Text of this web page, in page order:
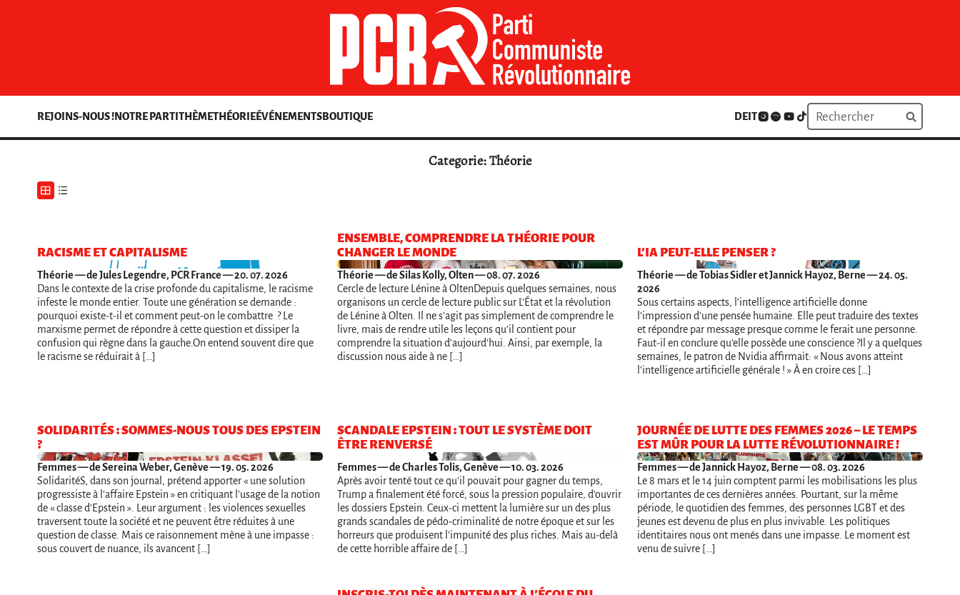
REJOINS-NOUS !NOTRE PARTITHÈMETHÉORIEÉVÉNEMENTSBOUTIQUE DEIT
Categorie: Théorie
RACISME ET CAPITALISME
Théorie— de Jules Legendre, PCR France — 20. 07. 2026
Dans le contexte de la crise profonde du capitalisme, le racisme
infeste le monde entier. Toute une génération se demande :
pourquoi existe-t-il et comment peut-on le combattre ? Le
marxisme permet de répondre à cette question et dissiper la
confusion qui règne dans la gauche.On entend souvent dire que
le racisme se réduirait à […]
ENSEMBLE, COMPRENDRE LA THÉORIE POUR
CHANGER LE MONDE
Théorie— de Silas Kolly, Olten — 08. 07. 2026
Cercle de lecture Lénine à OltenDepuis quelques semaines, nous
organisons un cercle de lecture public sur L’État et la révolution
de Lénine à Olten. Il ne s’agit pas simplement de comprendre le
livre, mais de rendre utile les leçons qu’il contient pour
comprendre la situation d’aujourd’hui. Ainsi, par exemple, la
discussion nous aide à ne […]
L’IA PEUT-ELLE PENSER ?
Théorie— de Tobias Sidler et Jannick Hayoz, Berne — 24. 05.
2026
Sous certains aspects, l’intelligence artificielle donne
l’impression d’une pensée humaine. Elle peut traduire des textes
et répondre par message presque comme le ferait une personne.
Faut-il en conclure qu’elle possède une conscience ?Il y a quelques
semaines, le patron de Nvidia affirmait: « Nous avons atteint
l’intelligence artificielle générale ! » À en croire ces […]
SOLIDARITÉS : SOMMES-NOUS TOUS DES EPSTEIN
?
Femmes— de Sereina Weber, Genève — 19. 05. 2026
SolidaritéS, dans son journal, prétend apporter « une solution
progressiste à l’affaire Epstein » en critiquant l’usage de la notion
de « classe d’Epstein ». Leur argument : les violences sexuelles
traversent toute la société et ne peuvent être réduites à une
question de classe. Mais ce raisonnement mène à une impasse :
sous couvert de nuance, ils avancent […]
SCANDALE EPSTEIN : TOUT LE SYSTÈME DOIT
ÊTRE RENVERSÉ
Femmes— de Charles Tolis, Genève — 10. 03. 2026
Après avoir tenté tout ce qu’il pouvait pour gagner du temps,
Trump a finalement été forcé, sous la pression populaire, d’ouvrir
les dossiers Epstein. Ceux-ci mettent la lumière sur un des plus
grands scandales de pédo-criminalité de notre époque et sur les
horreurs que produisent l’impunité des plus riches. Mais au-delà
de cette horrible affaire de […]
JOURNÉE DE LUTTE DES FEMMES 2026 – LE TEMPS
EST MÛR POUR LA LUTTE RÉVOLUTIONNAIRE !
Femmes— de Jannick Hayoz, Berne — 08. 03. 2026
Le 8 mars et le 14 juin comptent parmi les mobilisations les plus
importantes de ces dernières années. Pourtant, sur la même
période, le quotidien des femmes, des personnes LGBT et des
jeunes est devenu de plus en plus invivable. Les politiques
identitaires nous ont menés dans une impasse. Le moment est
venu de suivre […]